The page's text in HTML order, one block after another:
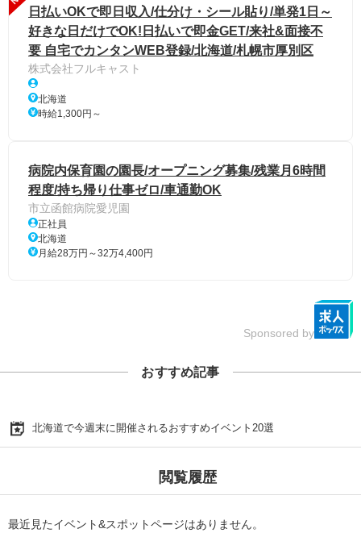
日払いOKで即日収入/仕分け・シール貼り/単発1日～
好きな日だけでOK!日払いで即金GET/来社&面接不
要 自宅でカンタンWEB登録/北海道/札幌市厚別区
株式会社フルキャスト
北海道
時給1,300円～
病院内保育園の園長/オープニング募集/残業月6時間
程度/持ち帰り仕事ゼロ/車通勤OK
市立函館病院愛児園
正社員
北海道
月給28万円～32万4,400円
Sponsored by
おすすめ記事
北海道で今週末に開催されるおすすめイベント20選
閲覧履歴
最近見たイベント&スポットページはありません。